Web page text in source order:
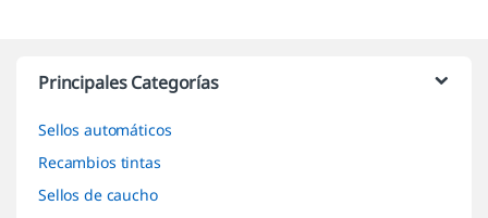
Principales Categorías
Sellos automáticos
Recambios tintas
Sellos de caucho